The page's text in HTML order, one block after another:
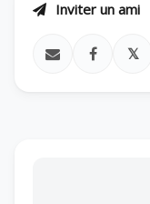
Inviter un ami
𝕏